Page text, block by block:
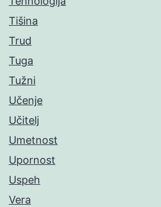
Tišina
Trud
Tuga
Tužni
Učenje
Učitelj
Umetnost
Upornost
Uspeh
Vera